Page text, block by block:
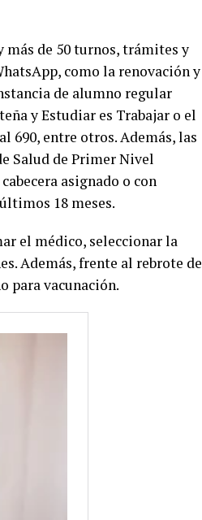
más de 50 turnos, trámites y
como la renovación y
de alumno regular
y Estudiar es Trabajar o el
entre otros. Además, las
Salud de Primer Nivel
asignado o con
18 meses.
el médico, seleccionar la
Además, frente al rebrote de
para vacunación.